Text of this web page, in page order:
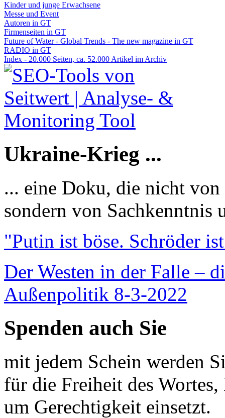
Kinder und junge Erwachsene
Messe und Event
Autoren in GT
Firmenseiten in GT
Future of Water - Global Trends - The new magazine in GT
RADIO in GT
Index - 20.000 Seiten, ca. 52.000 Artikel im Archiv
Ukraine-Krieg ...
... eine Doku, die nicht
sondern von Sachkenntnis
"Putin ist böse. Schröder
Der Westen in der Falle –
Außenpolitik 8-3-2022
Spenden auch Sie
mit jedem Schein werden
für die Freiheit des
um Gerechtigkeit einsetzt.